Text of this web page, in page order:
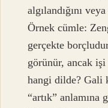
algılandığını
Örnek cümle:
gerçekte
görünür, ancak
hangi dilde? Gali
“artık” anlamına